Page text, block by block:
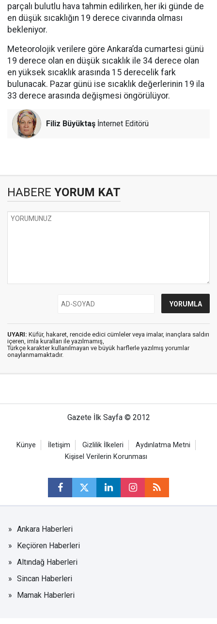
parçalı bulutlu hava tahmin edilirken, her iki günde de
en düşük sıcaklığın 19 derece civarında olması
bekleniyor.
Meteorolojik verilere göre Ankara’da cumartesi günü
19 derece olan en düşük sıcaklık ile 34 derece olan
en yüksek sıcaklık arasında 15 derecelik fark
bulunacak. Pazar günü ise sıcaklık değerlerinin 19 ila
33 derece arasında değişmesi öngörülüyor.
Filiz Büyüktaş İnternet Editörü
HABERE YORUM KAT
UYARI: Küfür, hakaret, rencide edici cümleler veya imalar, inançlara saldırı
içeren, imla kuralları ile yazılmamış,
Türkçe karakter kullanılmayan ve büyük harflerle yazılmış yorumlar
onaylanmamaktadır.
Gazete İlk Sayfa © 2012
Künye İletişim Gizlilik İlkeleri
Aydınlatma Metni
Kişisel Verilerin Korunması
Ankara Haberleri
Keçiören Haberleri
Altındağ Haberleri
Sincan Haberleri
Mamak Haberleri